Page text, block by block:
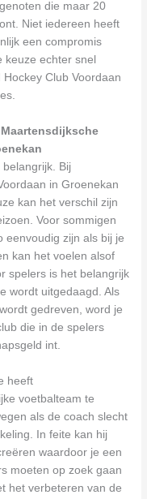
die maar 20
Niet iedereen heeft
een compromis
keuze echter snel
Club Voordaan
Bij
in Groenekan
kan het verschil zijn
Voor sommigen
eenvoudig zijn als bij je
kan het voelen alsof
spelers is het belangrijk
wordt uitgedaagd. Als
gedreven, word je
die in de spelers
int.
heeft
voetbalteam te
als de coach slecht
In feite kan hij
waardoor je een
moeten op zoek gaan
het verbeteren van de